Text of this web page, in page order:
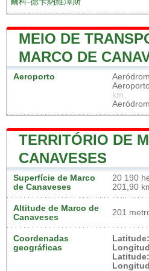
MEIO DE
MARCO DE
Aeroporto
km
TERRITÓRIO DE
CANAVESES
Superfície de Marco
de Canaveses
20 190
201,90
Altitude de Marco de
Canaveses
201
Coordenadas
geográficas
Latitude:
Latitude: